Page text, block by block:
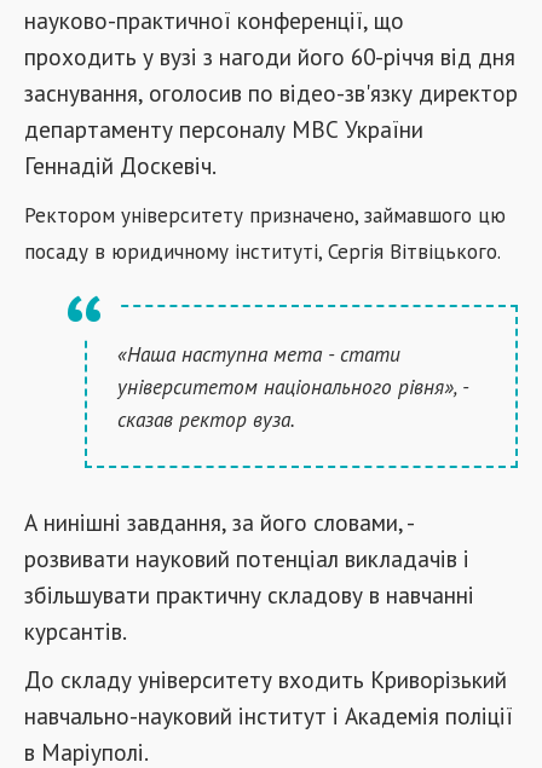
науково-практичної конференції, що
проходить у вузі з нагоди його 60-річчя від дня
заснування, оголосив по відео-зв'язку директор
департаменту персоналу МВС України
Геннадій Доскевіч.
Ректором університету призначено, займавшого цю
посаду в юридичному інституті, Сергія Вітвіцького.
«Наша наступна мета - стати
університетом національного рівня», -
сказав ректор вуза.
А нинішні завдання, за його словами, -
розвивати науковий потенціал викладачів і
збільшувати практичну складову в навчанні
курсантів.
До складу університету входить Криворізький
навчально-науковий інститут і Академія поліції
в Маріуполі.